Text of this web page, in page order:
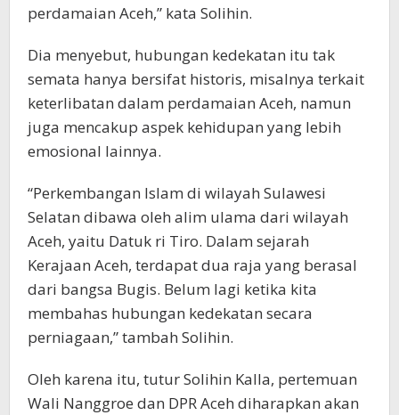
perdamaian Aceh,” kata Solihin.
Dia menyebut, hubungan kedekatan itu tak
semata hanya bersifat historis, misalnya terkait
keterlibatan dalam perdamaian Aceh, namun
juga mencakup aspek kehidupan yang lebih
emosional lainnya.
“Perkembangan Islam di wilayah Sulawesi
Selatan dibawa oleh alim ulama dari wilayah
Aceh, yaitu Datuk ri Tiro. Dalam sejarah
Kerajaan Aceh, terdapat dua raja yang berasal
dari bangsa Bugis. Belum lagi ketika kita
membahas hubungan kedekatan secara
perniagaan,” tambah Solihin.
Oleh karena itu, tutur Solihin Kalla, pertemuan
Wali Nanggroe dan DPR Aceh diharapkan akan